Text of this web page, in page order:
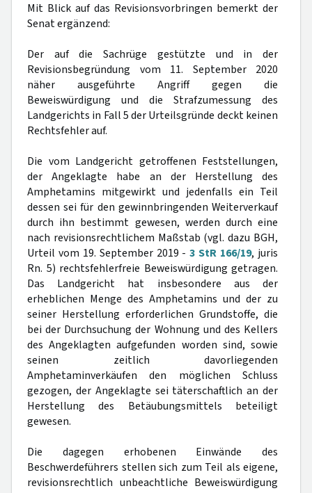
Mit Blick auf das Revisionsvorbringen bemerkt der
Senat ergänzend:
Der auf die Sachrüge gestützte und in der
Revisionsbegründung vom 11. September 2020
näher ausgeführte Angriff gegen die
Beweiswürdigung und die Strafzumessung des
Landgerichts in Fall 5 der Urteilsgründe deckt keinen
Rechtsfehler auf.
Die vom Landgericht getroffenen Feststellungen,
der Angeklagte habe an der Herstellung des
Amphetamins mitgewirkt und jedenfalls ein Teil
dessen sei für den gewinnbringenden Weiterverkauf
durch ihn bestimmt gewesen, werden durch eine
nach revisionsrechtlichem Maßstab (vgl. dazu BGH,
Urteil vom 19. September 2019 -3 StR 166/19, juris
Rn. 5) rechtsfehlerfreie Beweiswürdigung getragen.
Das Landgericht hat insbesondere aus der
erheblichen Menge des Amphetamins und der zu
seiner Herstellung erforderlichen Grundstoffe, die
bei der Durchsuchung der Wohnung und des Kellers
des Angeklagten aufgefunden worden sind, sowie
seinen zeitlich davorliegenden
Amphetaminverkäufen den möglichen Schluss
gezogen, der Angeklagte sei täterschaftlich an der
Herstellung des Betäubungsmittels beteiligt
gewesen.
Die dagegen erhobenen Einwände des
Beschwerdeführers stellen sich zum Teil als eigene,
revisionsrechtlich unbeachtliche Beweiswürdigung